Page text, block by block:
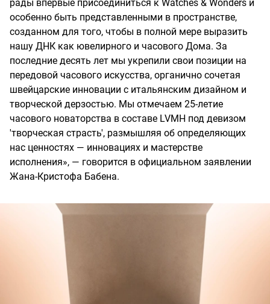
рады впервые присоединиться к Watches & Wonders и
особенно быть представленными в пространстве,
созданном для того, чтобы в полной мере выразить
нашу ДНК как ювелирного и часового Дома. За
последние десять лет мы укрепили свои позиции на
передовой часового искусства, органично сочетая
швейцарские инновации с итальянским дизайном и
творческой дерзостью. Мы отмечаем 25-летие
часового новаторства в составе LVMH под девизом
'творческая страсть', размышляя об определяющих
нас ценностях — инновациях и мастерстве
исполнения», — говорится в официальном заявлении
Жана-Кристофа Бабена.